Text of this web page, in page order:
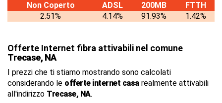
Non Coperto ADSL 200MB
FTTH
2.51%
4.14% 91.93% 1.42%
Offerte Internet fibra attivabili nel comune
Trecase, NA
I prezzi che ti stiamo mostrando sono calcolati
considerando le offerte internet casarealmente attivabili
all'indirizzo Trecase, NA.